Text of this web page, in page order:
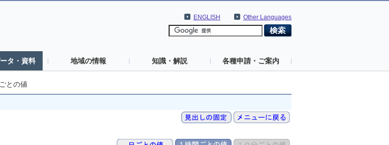
Other Languages
ENGLISH
タ・資料 地域の情報 知識・解説 各種申請・ご案内
との値